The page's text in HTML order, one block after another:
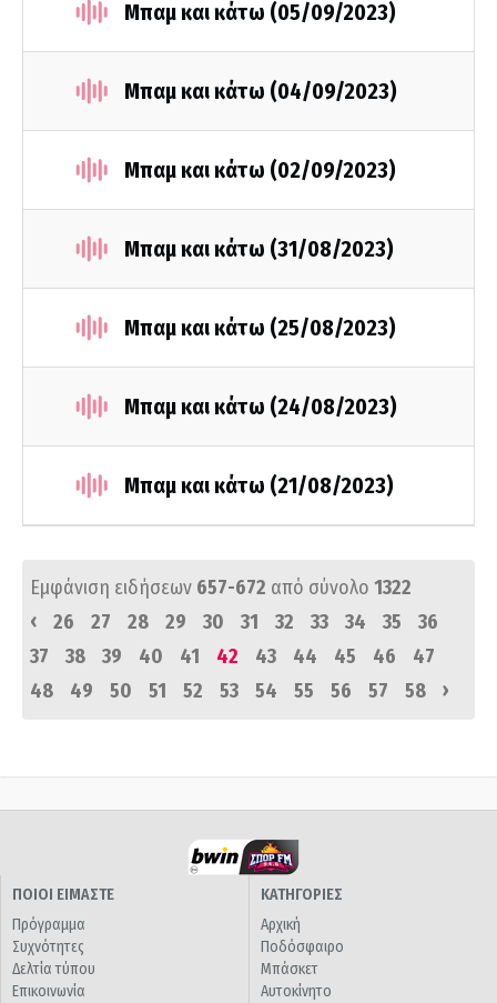
Μπαμ και κάτω (05/09/2023)
Μπαμ και κάτω (04/09/2023)
Μπαμ και κάτω (02/09/2023)
Μπαμ και κάτω (31/08/2023)
Μπαμ και κάτω (25/08/2023)
Μπαμ και κάτω (24/08/2023)
Μπαμ και κάτω (21/08/2023)
Εμφάνιση ειδήσεων 657-672 από σύνολο 1322
‹
26 27 28 29 30 31 32 33 34 35
36
37
38 39 40 41 42 43 44 45 46
47
48
49 50 51 52 53 54 55 56 57 58 ›
ΠΟΙΟΙ ΕΙΜΑΣΤΕ
Πρόγραμμα
Συχνότητες
Δελτία τύπου
Επικοινωνία
ΚΑΤΗΓΟΡΙΕΣ
Αρχική
Ποδόσφαιρο
Μπάσκετ
Αυτοκίνητο